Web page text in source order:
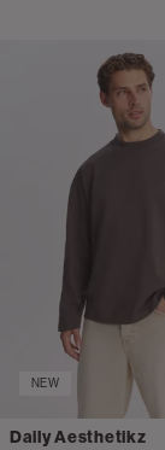
NEW
Daily Aesthetikz